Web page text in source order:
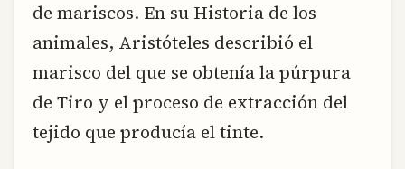
de mariscos. En su Historia de los
animales, Aristóteles describió el
marisco del que se obtenía la púrpura
de Tiro y el proceso de extracción del
tejido que producía el tinte.